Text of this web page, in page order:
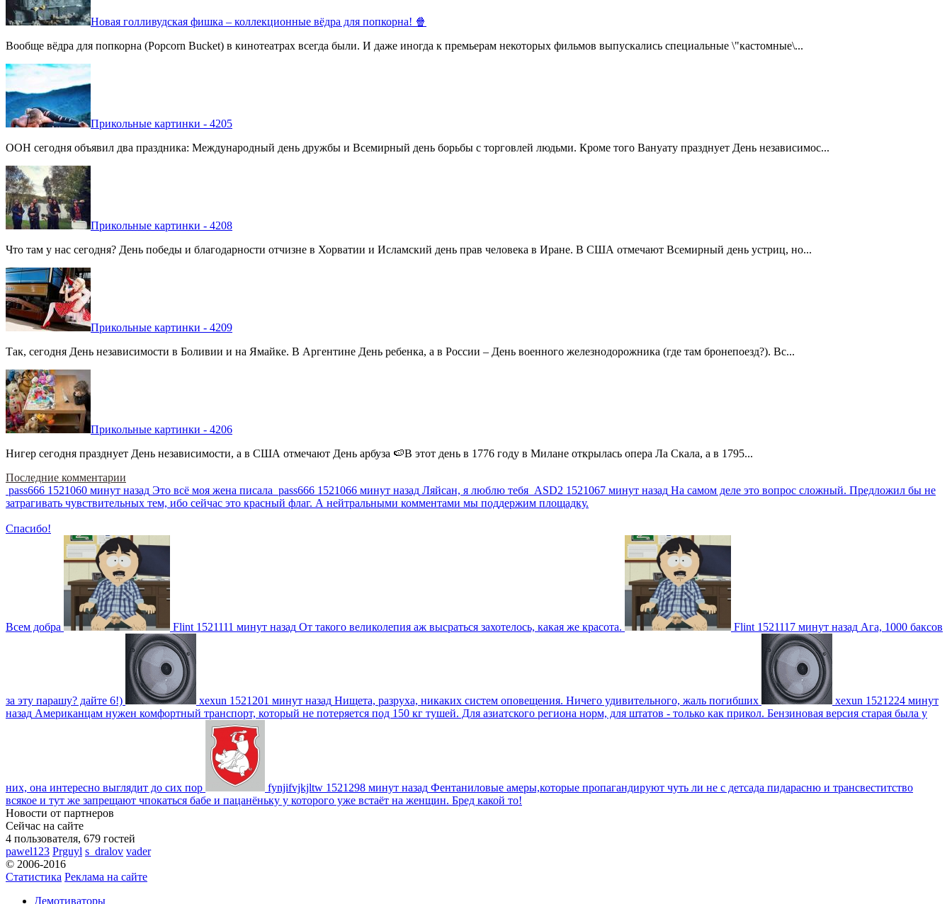
Новая голливудская фишка – коллекционные вёдра для попкорна! 🍿
Вообще вёдра для попкорна (Popcorn Bucket) в кинотеатрах всегда были. И даже иногда к премьерам некоторых фильмов выпускались специальные \"кастомные\...
Прикольные картинки - 4205
ООН сегодня объявил два праздника: Международный день дружбы и Всемирный день борьбы с торговлей людьми. Кроме того Вануату празднует День независимос...
Прикольные картинки - 4208
Что там у нас сегодня? День победы и благодарности отчизне в Хорватии и Исламский день прав человека в Иране. В США отмечают Всемирный день устриц, но...
Прикольные картинки - 4209
Так, сегодня День независимости в Боливии и на Ямайке. В Аргентине День ребенка, а в России – День военного железнодорожника (где там бронепоезд?). Вс...
Прикольные картинки - 4206
Нигер сегодня празднует День независимости, а в США отмечают День арбуза 🍉В этот день в 1776 году в Милане открылась опера Ла Скала, а в 1795...
Последние комментарии
pass666 1521060 минут назад Это всё моя жена писала pass666 1521066 минут назад Ляйсан, я люблю тебя ASD2 1521067 минут назад На самом деле это вопрос сложный. Предложил бы не
затрагивать чувствительных тем, ибо сейчас это красный флаг. А нейтральными комментами мы поддержим площадку.
Спасибо!
Всем добра Flint 1521111 минут назад От такого великолепия аж высраться захотелось, какая же красота. Flint 1521117 минут назад Ага, 1000 баксов
за эту парашу? дайте 6!) xexun 1521201 минут назад Нищета, разруха, никаких систем оповещения. Ничего удивительного, жаль погибших xexun 1521224 минут
назад Американцам нужен комфортный транспорт, который не потеряется под 150 кг тушей. Для азиатского региона норм, для штатов - только как прикол. Бензиновая версия старая была у
них, она интересно выглядит до сих пор fynjifvjkjltw 1521298 минут назад Фентаниловые амеры,которые пропагандируют чуть ли не с детсада пидарасню и трансвеститство
всякое и тут же запрещают чпокаться бабе и пацанёньку у которого уже встаёт на женщин. Бред какой то!
Новости от партнеров
Сейчас на сайте
4 пользователя, 679 гостей
pawel123 Prguyl s_dralov vader
© 2006-2016
Статистика Реклама на сайте
Демотиваторы